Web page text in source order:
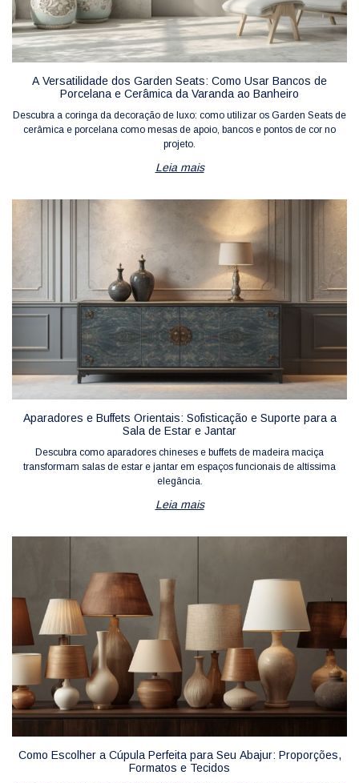
A Versatilidade dos Garden Seats: Como Usar Bancos de
Porcelana e Cerâmica da Varanda ao Banheiro
Descubra a coringa da decoração de luxo: como utilizar os Garden Seats de
cerâmica e porcelana como mesas de apoio, bancos e pontos de cor no
projeto.
Leia mais
Aparadores e Buffets Orientais: Sofisticação e Suporte para a
Sala de Estar e Jantar
Descubra como aparadores chineses e buffets de madeira maciça
transformam salas de estar e jantar em espaços funcionais de altíssima
elegância.
Leia mais
Como Escolher a Cúpula Perfeita para Seu Abajur: Proporções,
Formatos e Tecidos